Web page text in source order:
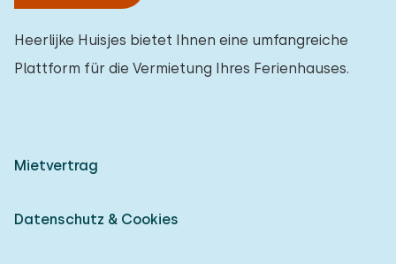
Heerlijke Huisjes bietet Ihnen eine umfangreiche
Plattform für die Vermietung Ihres Ferienhauses.
Mietvertrag
Datenschutz & Cookies